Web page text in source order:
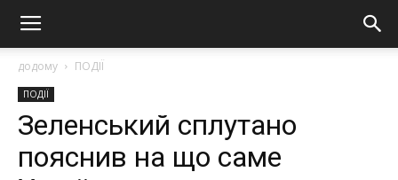
додому ПОДІЇ
ПОДІЇ
Зеленський сплутано
пояснив на що саме